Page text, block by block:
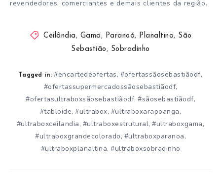
revendedores, comerciantes e demais clientes da região.
Ceilândia , Gama , Paranoá, Planaltina, São
Sebastião , Sobradinho
Tagged in: #encartedeofertas, #ofertassãosebastiãodf,
#ofertassupermercadossãosebastiãodf,
#ofertasultraboxsãosebastiãodf, #sãosebastiãodf,
#tabloide,#ultrabox, #ultraboxarapoanga,
#ultraboxceilandia, #ultraboxestrutural,#ultraboxgama,
#ultraboxgrandecolorado, #ultraboxparanoa,
#ultraboxplanaltina, #ultraboxsobradinho